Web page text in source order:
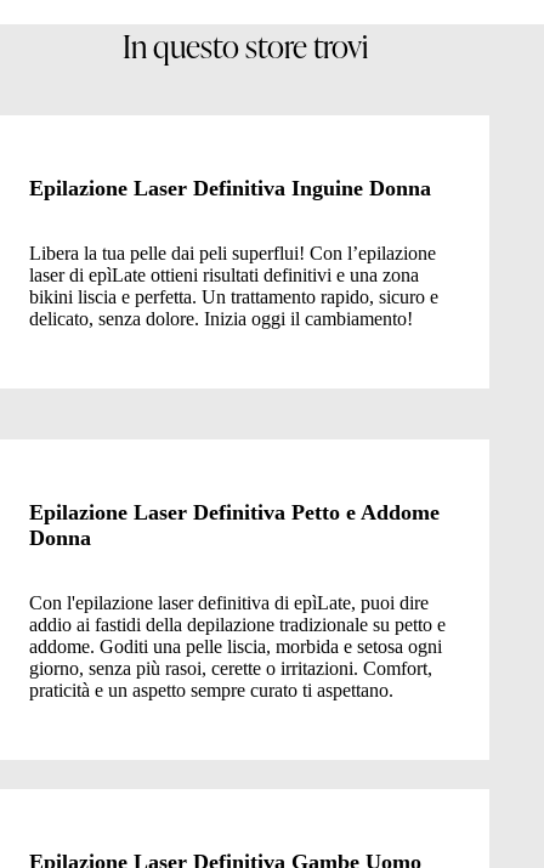
In questo store trovi
Epilazione Laser Definitiva Inguine Donna
Libera la tua pelle dai peli superflui! Con l’epilazione
laser di epìLate ottieni risultati definitivi e una zona
bikini liscia e perfetta. Un trattamento rapido, sicuro e
delicato, senza dolore. Inizia oggi il cambiamento!
Epilazione Laser Definitiva Petto e Addome
Donna
Con l'epilazione laser definitiva di epìLate, puoi dire
addio ai fastidi della depilazione tradizionale su petto e
addome. Goditi una pelle liscia, morbida e setosa ogni
giorno, senza più rasoi, cerette o irritazioni. Comfort,
praticità e un aspetto sempre curato ti aspettano.
Epilazione Laser Definitiva Gambe Uomo